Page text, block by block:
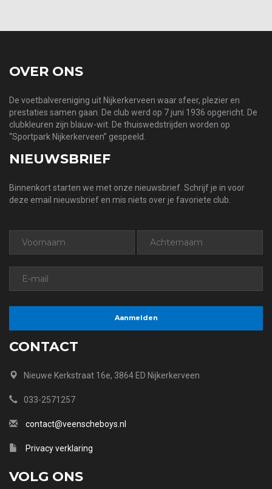
OVER ONS
De voetbalvereniging uit Nijkerkerveen waar sfeer, plezier en
prestaties samen gaan. De club werd op 7 juni 1936 opgericht. De
clubkleuren zijn blauw-wit. De thuiswedstrijden worden op
“Sportpark Nijkerkerveen” gespeeld.
NIEUWSBRIEF
Binnenkort starten we met onze nieuwsbrief. Schrijf je in voor
deze email nieuwsbrief en mis niets over je favoriete club.
CONTACT
Nieuwe Kerkstraat 16e, 3864 ED Nijkerkerveen
033-2571257
contact@veenscheboys.nl
Privacy verklaring
VOLG ONS